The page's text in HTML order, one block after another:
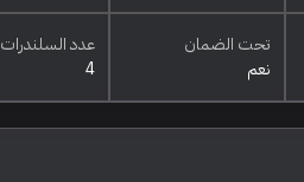
تحت الضمان
نعم
عدد السلندرات
4